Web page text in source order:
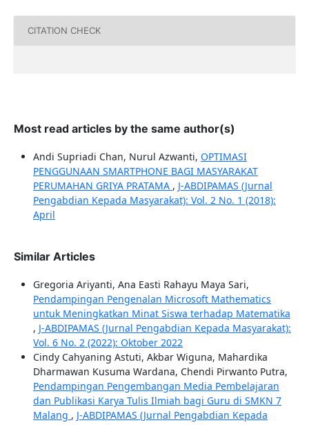
CITATION CHECK
Most read articles by the same author(s)
Andi Supriadi Chan, Nurul Azwanti, OPTIMASI
PENGGUNAAN SMARTPHONE BAGI MASYARAKAT
PERUMAHAN GRIYA PRATAMA , J-ABDIPAMAS (Jurnal
Pengabdian Kepada Masyarakat): Vol. 2 No. 1 (2018):
April
Similar Articles
Gregoria Ariyanti, Ana Easti Rahayu Maya Sari,
Pendampingan Pengenalan Microsoft Mathematics
untuk Meningkatkan Minat Siswa terhadap Matematika
, J-ABDIPAMAS (Jurnal Pengabdian Kepada Masyarakat):
Vol. 6 No. 2 (2022): Oktober 2022
Cindy Cahyaning Astuti, Akbar Wiguna, Mahardika
Dharmawan Kusuma Wardana, Chendi Pirwanto Putra,
Pendampingan Pengembangan Media Pembelajaran
dan Publikasi Karya Tulis Ilmiah bagi Guru di SMKN 7
Malang , J-ABDIPAMAS (Jurnal Pengabdian Kepada